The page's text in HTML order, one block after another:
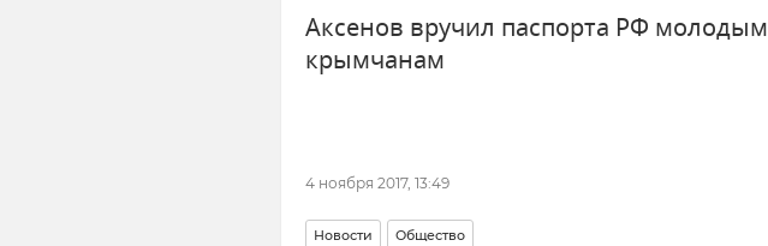
Аксенов вручил паспорта РФ молодым
крымчанам
4 ноября 2017, 13:49
Новости Общество